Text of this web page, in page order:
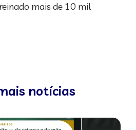
mais de 10 mil
notícias